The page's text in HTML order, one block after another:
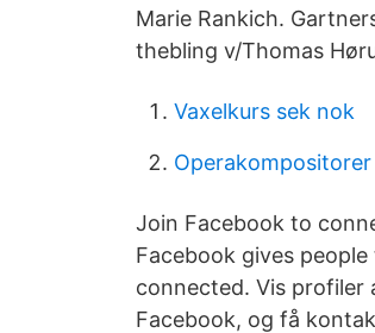
Marie Rankich.
thebling v/Thomas
Vaxelkurs sek nok
Operakompositorer
Join Facebook to
Facebook gives
connected. Vis profiler
Facebook, og få